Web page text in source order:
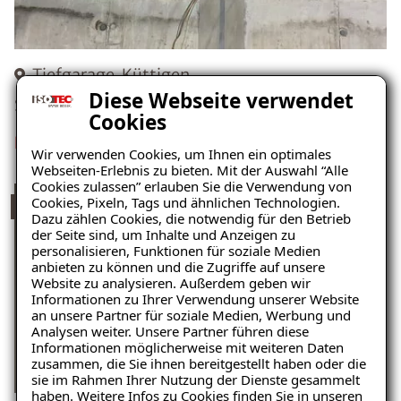
Diese Webseite verwendet
Cookies
Wir verwenden Cookies, um Ihnen ein optimales
Webseiten-Erlebnis zu bieten. Mit der Auswahl “Alle
Cookies zulassen” erlauben Sie die Verwendung von
Cookies, Pixeln, Tags und ähnlichen Technologien.
Dazu zählen Cookies, die notwendig für den Betrieb
der Seite sind, um Inhalte und Anzeigen zu
personalisieren, Funktionen für soziale Medien
anbieten zu können und die Zugriffe auf unsere
Website zu analysieren. Außerdem geben wir
Informationen zu Ihrer Verwendung unserer Website
an unsere Partner für soziale Medien, Werbung und
Analysen weiter. Unsere Partner führen diese
Informationen möglicherweise mit weiteren Daten
zusammen, die Sie ihnen bereitgestellt haben oder die
sie im Rahmen Ihrer Nutzung der Dienste gesammelt
haben. Weitere Infos zu Cookies finden Sie in unseren
Tiefgarage, Küttigen
Schaden: Risse im Beton
Projekt ansehen
Balkon-Sanierung